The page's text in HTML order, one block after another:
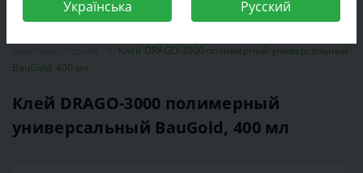
Клей DRAGO-3000 полимерный универсальный
BauGold, 400 мл
Клей DRAGO-3000 полимерный
универсальный BauGold, 400 мл
Українська Русский